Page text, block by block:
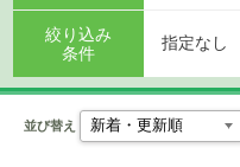
絞り込み
条件
指定なし
並び替え